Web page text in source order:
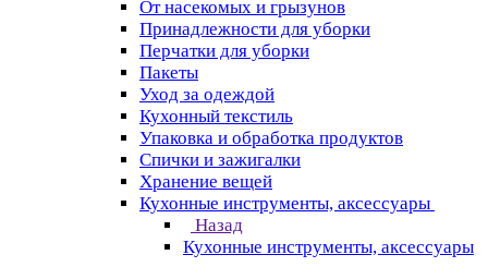
От насекомых и грызунов
Принадлежности для уборки
Перчатки для уборки
Пакеты
Уход за одеждой
Кухонный текстиль
Упаковка и обработка продуктов
Спички и зажигалки
Хранение вещей
Кухонные инструменты, аксессуары
Назад
Кухонные инструменты, аксессуары